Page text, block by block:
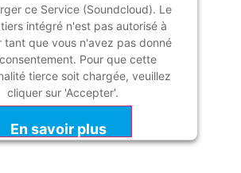
ce Service (Soundcloud). Le
intégré n'est pas autorisé à
tant que vous n'avez pas donné
Pour que cette
tierce soit chargée, veuillez
cliquer sur 'Accepter'.
En savoir plus